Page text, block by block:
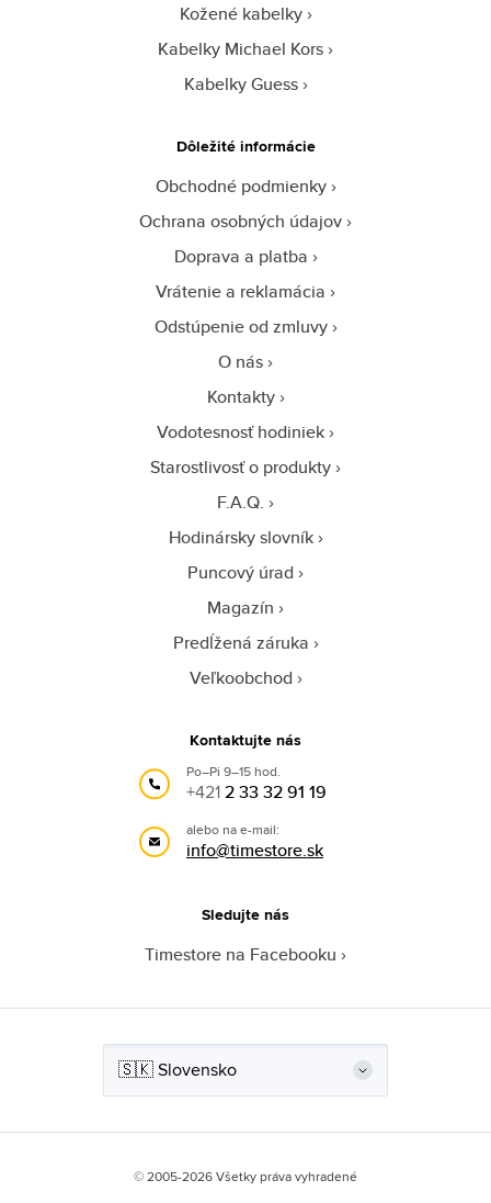
Kožené kabelky
Kabelky Michael Kors
Kabelky Guess
Dôležité informácie
Obchodné podmienky
Ochrana osobných údajov
Doprava a platba
Vrátenie a reklamácia
Odstúpenie od zmluvy
O nás
Kontakty
Vodotesnosť hodiniek
Starostlivosť o produkty
F.A.Q.
Hodinársky slovník
Puncový úrad
Magazín
Predĺžená záruka
Veľkoobchod
Kontaktujte nás
Po–Pi 9–15 hod.
+4212 33 32 91 19
alebo na e-mail:
info@timestore.sk
Sledujte nás
Timestore na Facebooku
© 2005-2026 Všetky práva vyhradené